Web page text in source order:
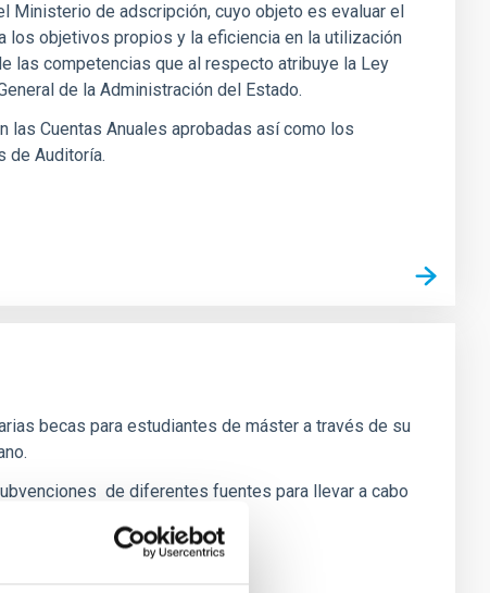
Ministerio de adscripción, cuyo objeto es evaluar el
los objetivos propios y la eficiencia en la utilización
las competencias que al respecto atribuye la Ley
de la Administración del Estado.
las Cuentas Anuales aprobadas así como los
de Auditoría.
becas para estudiantes de máster a través de su
de diferentes fuentes para llevar a cabo